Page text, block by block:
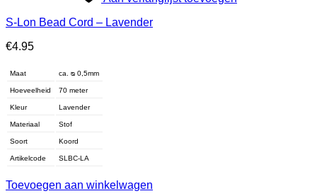
S-Lon Bead Cord – Lavender
€4.95
Maat ca. ᴓ 0,5mm
Hoeveelheid 70 meter
Kleur Lavender
Materiaal Stof
Soort Koord
Artikelcode SLBC-LA
Toevoegen aan winkelwagen